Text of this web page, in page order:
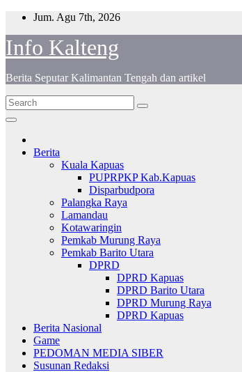
Skip
content
Jum. Agu 7th, 2026
Info Kalteng
Berita Seputar Kalimantan Tengah dan artikel
Berita
Kuala Kapuas
PUPRPKP Kab.Kapuas
Disparbudpora
Palangka Raya
Lamandau
Kotawaringin
Pemkab Murung Raya
Pemkab Barito Utara
DPRD
DPRD Kapuas
DPRD Barito Utara
DPRD Murung Raya
DPRD Kapuas
Berita Nasional
Game
PEDOMAN MEDIA SIBER
Susunan Redaksi